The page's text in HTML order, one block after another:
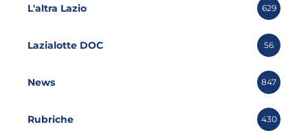
L'altra Lazio 629
Lazialotte DOC 56
News 847
Rubriche 430